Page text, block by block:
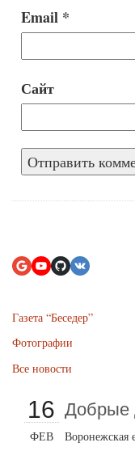
Email *
Сайт
Газета “Беседер”
Фотографии
Все новости
16
ФЕВ
Добрые
Воронежская